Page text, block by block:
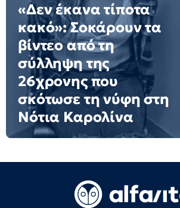
«Δεν έκανα τίποτα
κακό»: Σοκάρουν τα
βίντεο από τη
σύλληψη της
26χρονης που
σκότωσε τη νύφη στη
Νότια Καρολίνα